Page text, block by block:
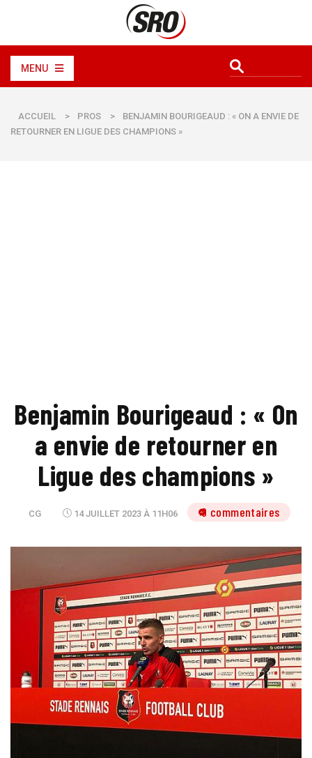
MENU
ACCUEIL > PROS >
BENJAMIN BOURIGEAUD : « ON A ENVIE DE
RETOURNER EN LIGUE DES CHAMPIONS »
Benjamin Bourigeaud : « On
a envie de retourner en
Ligue des champions »
CG 14 JUILLET 2023 À 11H06 9 commentaires